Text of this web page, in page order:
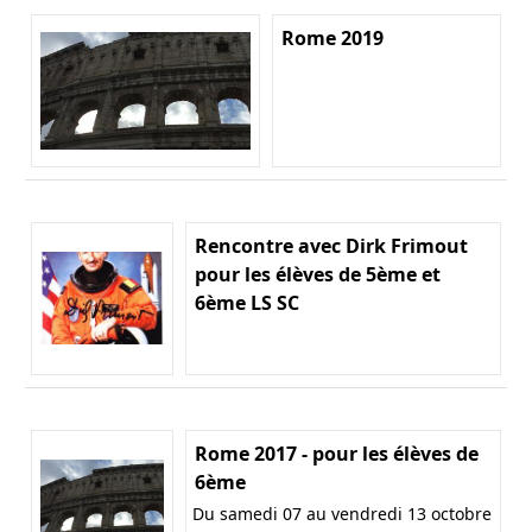
Rome 2019
Rencontre avec Dirk Frimout
pour les élèves de 5ème et
6ème LS SC
Rome 2017 - pour les élèves de
6ème
Du samedi 07 au vendredi 13 octobre